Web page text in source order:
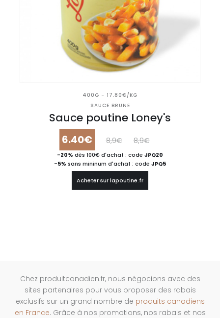
400G - 17.80€/KG
SAUCE BRUNE
Sauce poutine Loney's
6.40€ 8,9€ 8,9€
-20% dès 100€ d'achat : code JPQ20
-5% sans mininum d'achat : code JPQ5
Acheter sur lapoutine.fr
Chez produitcanadien.fr, nous négocions avec des
sites partenaires pour vous proposer des rabais
exclusifs sur un grand nombre de produits canadiens
en France. Grâce à nos promotions, nos rabais et nos